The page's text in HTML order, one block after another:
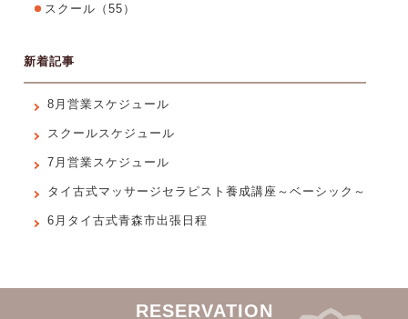
スクール （55）
新着記事
8月営業スケジュール
スクールスケジュール
7月営業スケジュール
タイ古式マッサージセラピスト養成講座～ベーシック～
6月タイ古式青森市出張日程
RESERVATION